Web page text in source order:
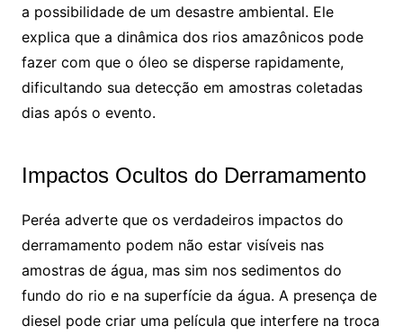
a possibilidade de um desastre ambiental. Ele
explica que a dinâmica dos rios amazônicos pode
fazer com que o óleo se disperse rapidamente,
dificultando sua detecção em amostras coletadas
dias após o evento.
Impactos Ocultos do Derramamento
Peréa adverte que os verdadeiros impactos do
derramamento podem não estar visíveis nas
amostras de água, mas sim nos sedimentos do
fundo do rio e na superfície da água. A presença de
diesel pode criar uma película que interfere na troca